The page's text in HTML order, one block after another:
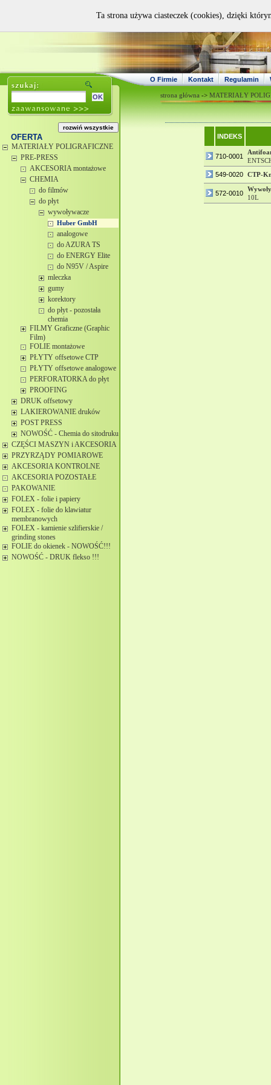
O Firmie Kontakt Regulamin
OFERTA
MATERIAŁY POLIGRAFICZNE
PRE-PRESS
AKCESORIA montażowe
CHEMIA
do filmów
do płyt
wywoływacze
Huber GmbH
analogowe
do AZURA TS
do ENERGY Elite
do N95V / Aspire
mleczka
gumy
korektory
do płyt - pozostała
chemia
FILMY Graficzne (Graphic
Film)
FOLIE montażowe
PŁYTY offsetowe CTP
PŁYTY offsetowe analogowe
PERFORATORKA do płyt
PROOFING
DRUK offsetowy
LAKIEROWANIE druków
POST PRESS
NOWOŚĆ - Chemia do sitodruku
CZĘŚCI MASZYN i AKCESORIA
PRZYRZĄDY POMIAROWE
AKCESORIA KONTROLNE
AKCESORIA POZOSTAŁE
PAKOWANIE
FOLEX - folie i papiery
FOLEX - folie do klawiatur
membranowych
FOLEX - kamienie szlifierskie /
grinding stones
FOLIE do okienek - NOWOŚĆ!!!
NOWOŚĆ - DRUK flekso !!!
strona główna -> MATERIAŁY
INDEKS
710-0001
549-0020
CTP-
572-0010
10L
Ta strona używa ciasteczek (cookies), dzięki